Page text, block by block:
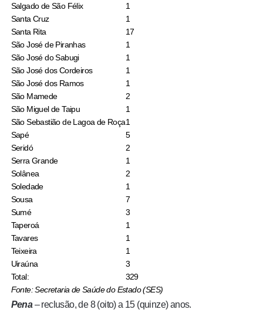
Salgado de São Félix
1
Santa Cruz
1
Santa Rita
17
São José de Piranhas
1
São José do Sabugi
1
São José dos Cordeiros
1
São José dos Ramos
1
São Mamede
2
São Miguel de Taipu
1
São Sebastião de Lagoa de Roça1
Sapé
5
Seridó
2
Serra Grande
1
Solânea
2
Soledade
1
Sousa
7
Sumé
3
Taperoá
1
Tavares
1
Teixeira
1
Uiraúna
3
Total:
329
Fonte: Secretaria de Saúde do Estado (SES)
Pena– reclusão, de 8 (oito) a 15 (quinze) anos.